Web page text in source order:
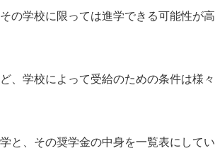
の学校に限っては進学できる可能性が高
、学校によって受給のための条件は様々
と、その奨学金の中身を一覧表にしてい